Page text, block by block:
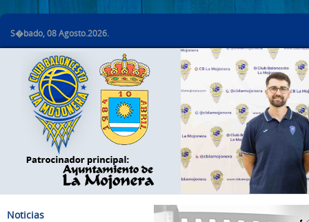
S�bado, 08 Agosto.2026.
Noticias